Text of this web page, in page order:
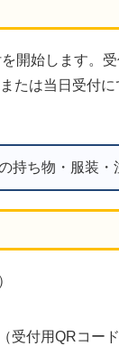
開始します。
たは当日受付
持ち物・服装・
受付用QRコー